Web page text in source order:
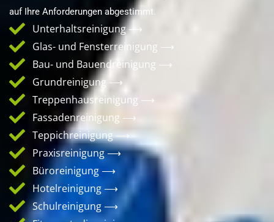
auf Ihre Anforderungen abgestimmt.
Unterhaltsreinigung ⟶
Glas- und Fensterreinigung ⟶
Bau- und Bauendreinigung ⟶
Grundreinigung ⟶
Treppenhausreinigung ⟶
Fassadenreinigung ⟶
Teppichreinigung ⟶
Praxisreinigung ⟶
Büroreinigung ⟶
Hotelreinigung ⟶
Schulreinigung ⟶